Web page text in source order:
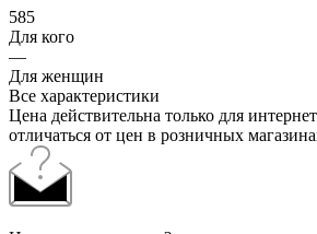
585
Для кого
—
Для женщин
Все характеристики
Цена действительна только для
отличаться от цен в розничных